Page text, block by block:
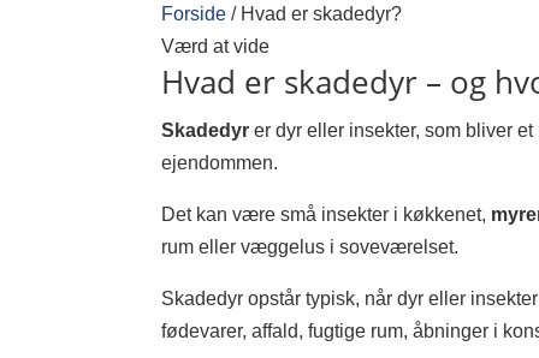
Forside / Hvad er skadedyr?
Værd at vide
Hvad er skadedyr – og
Skadedyr er dyr eller insekter, som bliver
ejendommen.
Det kan være små insekter i køkkenet,
rum eller væggelus i soveværelset.
Skadedyr opstår typisk, når dyr eller
fødevarer, affald, fugtige rum, åbninger i